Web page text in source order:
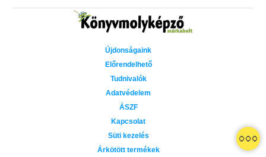
Grace and Glory - Kegyelem és
dicsőség (Az Előhírnök-trilógia
Különleges éldekorált kiadás!
Bad Girl Reputation
lány (Avalon Bay 2.)
Elle Kennedy
Újdonságaink
Előrendelhető
Tudnivalók
Adatvédelem
ÁSZF
Kapcsolat
Süti kezelés
Árkötött termékek